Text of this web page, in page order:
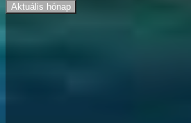
Aktuális hónap